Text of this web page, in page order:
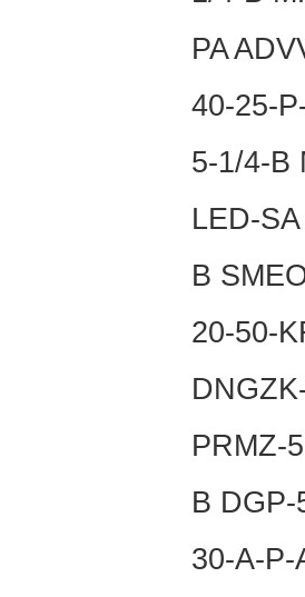
PA
40-25-
5-1/4-B
LED-
B
20-50-
PRMZ-
B
30-A-P-